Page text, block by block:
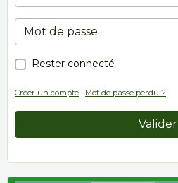
Rester connecté
Créer un compte | Mot de passe perdu ?
Valider